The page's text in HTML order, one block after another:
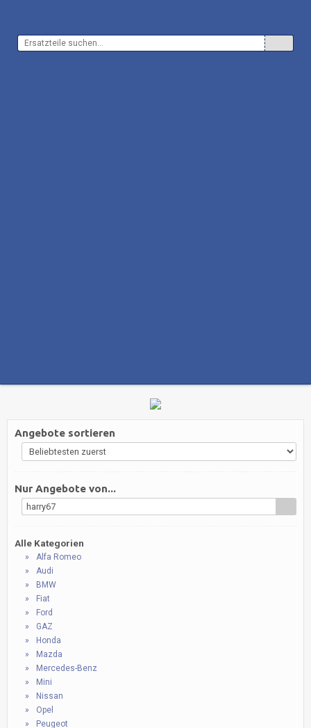
Angebote sortieren
Nur Angebote von...
harry67
Alle Kategorien
Alfa Romeo
Audi
BMW
Fiat
Ford
GAZ
Honda
Mazda
Mercedes-Benz
Mini
Nissan
Opel
Peugeot